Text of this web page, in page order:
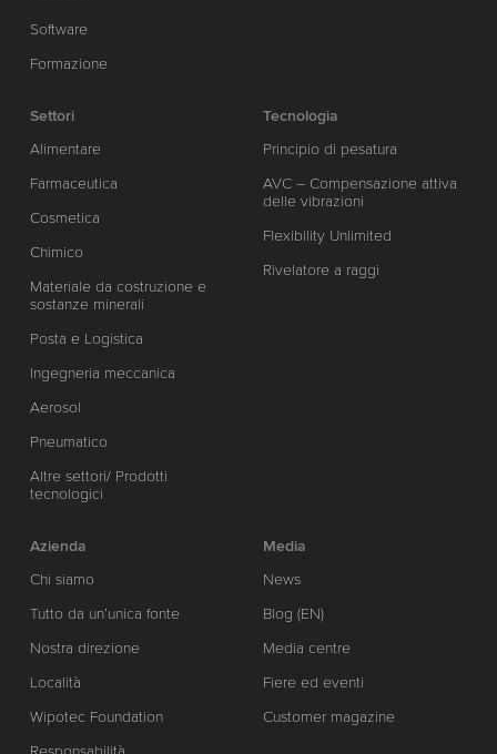
Software
Formazione
Settori
Alimentare
Farmaceutica
Cosmetica
Chimico
Materiale da costruzione e
sostanze minerali
Posta e Logistica
Ingegneria meccanica
Aerosol
Pneumatico
Altre settori/ Prodotti
tecnologici
Tecnologia
Principio di pesatura
AVC – Compensazione attiva
delle vibrazioni
Flexibility Unlimited
Rivelatore a raggi
Azienda
Chi siamo
Tutto da un’unica fonte
Nostra direzione
Località
Wipotec Foundation
Media
News
Blog (EN)
Media centre
Fiere ed eventi
Customer magazine